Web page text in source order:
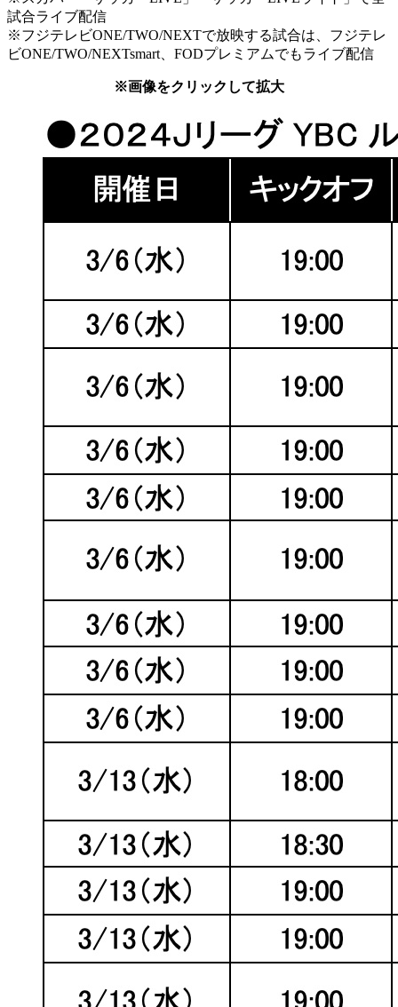
試合ライブ配信
※フジテレビONE/TWO/NEXTで放映する試合は、フジテレ
ビONE/TWO/NEXTsmart、FODプレミアムでもライブ配信
※画像をクリックして拡大